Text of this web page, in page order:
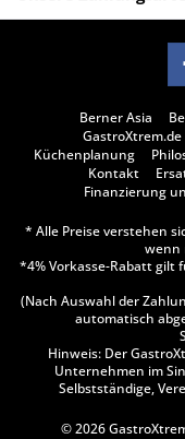
Berner Asia
Küchenplanung
Kontakt
Finanzierung
* Alle Preise verstehen
wenn
*4% Vorkasse-Rabatt gilt
(Nach Auswahl der
automatisch
Hinweis: Der
Unternehmen im
Selbstständige,
© 2026